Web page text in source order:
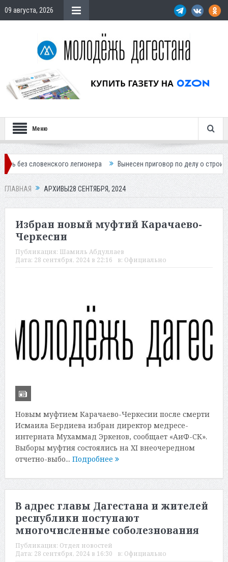
09 августа, 2026
Меню
легионера Вынесен приговор по делу о строительстве
ГЛАВНАЯ АРХИВЫ28 СЕНТЯБРЯ, 2024
Избран новый муфтий Карачаево-
Черкесии
Публикация: Шамиль Абдуллаев
Дата: 28 сентября, 2024 в 22:16 в: Официально
Новым муфтием Карачаево-Черкесии после смерти
Исмаила Бердиева избран директор медресе-
интерната Мухаммад Эркенов, сообщает «АиФ-СК».
Выборы муфтия состоялись на XI внеочередном
отчетно-выбо... Подробнее
В адрес главы Дагестана и жителей
республики поступают
многочисленные соболезнования
Публикация: Отдел новостей
Дата: 28 сентября, 2024 в 16:30 в: Официально